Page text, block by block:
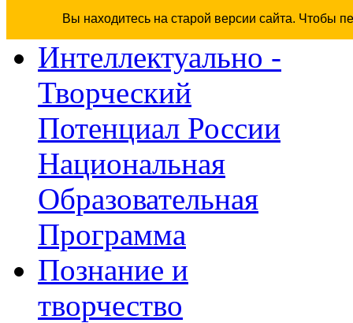
Вы находитесь на старой версии сайта. Чтобы
Интеллектуально -
Творческий
Потенциал России
Национальная
Образовательная
Программа
Познание и
творчество